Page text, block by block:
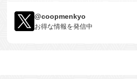
@coopmenkyo
お得な情報を発信中